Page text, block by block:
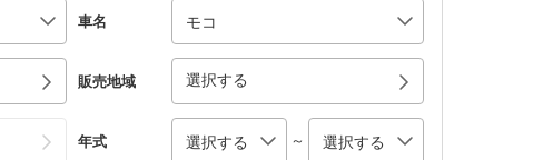
車名
販売地域 選択する
年式 ～